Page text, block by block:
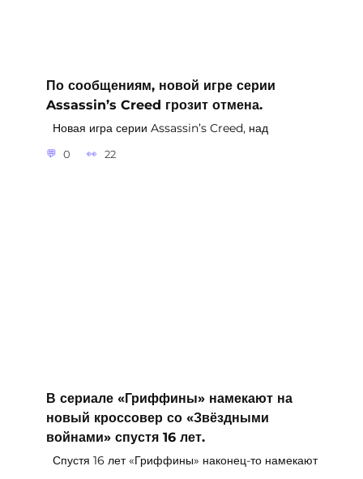
По сообщениям, новой игре серии
Assassin’s Creed грозит отмена.
Новая игра серии Assassin’s Creed, над
0 22
В сериале «Гриффины» намекают на
новый кроссовер со «Звёздными
войнами» спустя 16 лет.
Спустя 16 лет «Гриффины» наконец-то намекают